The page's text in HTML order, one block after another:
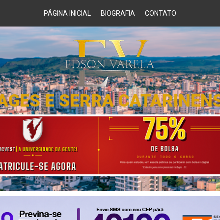
PÁGINA INICIAL BIOGRAFIA CONTATO
E SERRA